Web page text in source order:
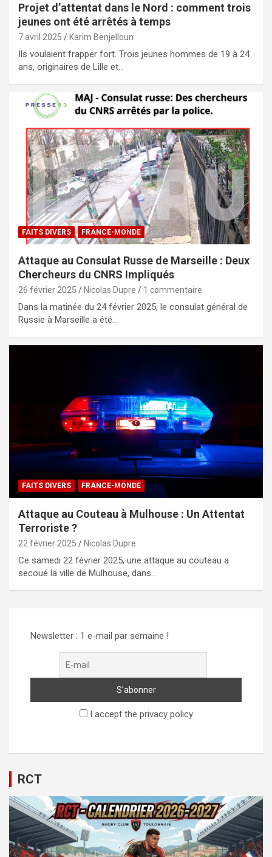
Projet d’attentat dans le Nord : comment trois
jeunes ont été arrêtés à temps
7 avril 2025 Karim Benjelloun
Ils voulaient frapper fort. Trois jeunes hommes de 19 à 24
ans, originaires de Lille et…
FAITS DIVERS FRANCE-MONDE
Attaque au Consulat Russe de Marseille : Deux
Chercheurs du CNRS Impliqués
26 février 2025 Nicolas Dupre 1 commentaire
Dans la matinée du 24 février 2025, le consulat général de
Russie à Marseille a été…
FAITS DIVERS FRANCE-MONDE
Attaque au Couteau à Mulhouse : Un Attentat
Terroriste ?
22 février 2025 Nicolas Dupre
Ce samedi 22 février 2025, une attaque au couteau a
secoué la ville de Mulhouse, dans…
Newsletter : 1 e-mail par semaine !
I accept the privacy policy
RCT